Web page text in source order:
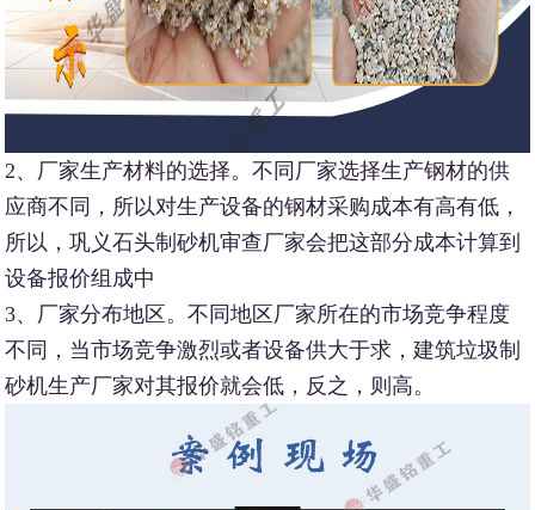
2、厂家生产材料的选择。不同厂家选择生产钢材的供
应商不同，所以对生产设备的钢材采购成本有高有低，
所以，巩义石头制砂机审查厂家会把这部分成本计算到
设备报价组成中
3、厂家分布地区。不同地区厂家所在的市场竞争程度
不同，当市场竞争激烈或者设备供大于求，建筑垃圾制
砂机生产厂家对其报价就会低，反之，则高。